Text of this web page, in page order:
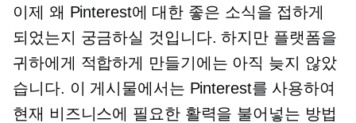
이제 왜 Pinterest에 대한 좋은 소식을 접하게
되었는지 궁금하실 것입니다. 하지만 플랫폼을
귀하에게 적합하게 만들기에는 아직 늦지 않았
습니다. 이 게시물에서는 Pinterest를 사용하여
현재 비즈니스에 필요한 활력을 불어넣는 방법